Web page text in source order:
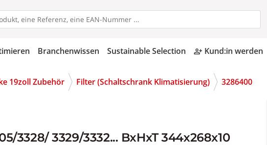
Branchenwissen Sustainable Selection person_add_alt Kund:in werden
19zoll Zubehör Filter (Schaltschrank Klimatisierung) 3286400
3328/ 3329/3332... BxHxT 344x268x10